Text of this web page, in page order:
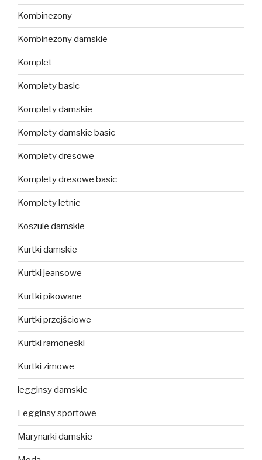
Kombinezony
Kombinezony damskie
Komplet
Komplety basic
Komplety damskie
Komplety damskie basic
Komplety dresowe
Komplety dresowe basic
Komplety letnie
Koszule damskie
Kurtki damskie
Kurtki jeansowe
Kurtki pikowane
Kurtki przejściowe
Kurtki ramoneski
Kurtki zimowe
legginsy damskie
Legginsy sportowe
Marynarki damskie